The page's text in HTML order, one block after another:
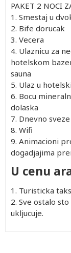
PAKET 2 NOCI
1. Smestaj u
2. Bife dorucak
3. Vecera
4. Ulaznicu za
hotelskom
sauna
5. Ulaz u
6. Bocu
dolaska
7. Dnevno
8. Wifi
9. Animacioni
dogadjajima
U cenu
1. Turisticka
2. Sve ostalo
ukljucuje.